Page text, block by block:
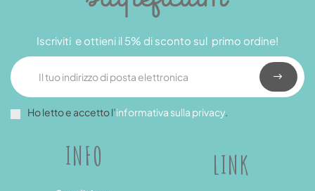
INFO LINK
Iscriviti e ottieni il 5% di sconto sul primo ordine!
Ho letto e accetto l’informativa sulla privacy.